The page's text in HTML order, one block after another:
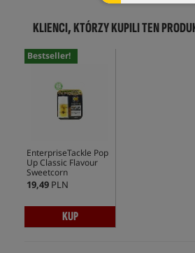
KLIENCI, KTÓRZY KUPILI TEN
Bestseller!
EnterpriseTackle Pop
Up Classic Flavour
Sweetcorn
19,49 PLN
KUP